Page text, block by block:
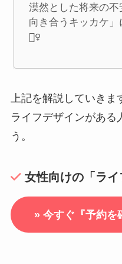
漠然とした将来の不
向き合うキッカケ
🙇‍♀️
上記を解説していきま
ライフデザインがある
う。
女性向けの「ライ
» 今すぐ『予約を